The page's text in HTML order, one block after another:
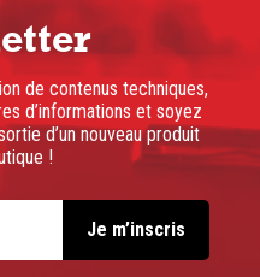
de contenus techniques,
d’informations et soyez
d’un nouveau produit
!